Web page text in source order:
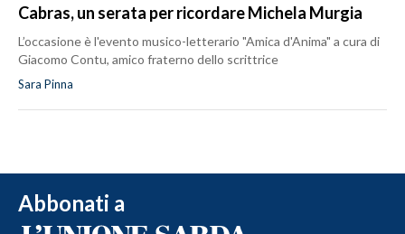
Cabras, un serata per ricordare Michela Murgia
L’occasione è l'evento musico-letterario "Amica d'Anima" a cura di
Giacomo Contu, amico fraterno dello scrittrice
Sara Pinna
Abbonati a